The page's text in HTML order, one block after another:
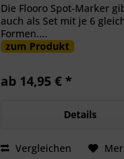
Die Flooro Spot-Marker
auch als Set mit je 6
Formen....
zum Produkt
ab 14,95 € *
Details
Vergleichen